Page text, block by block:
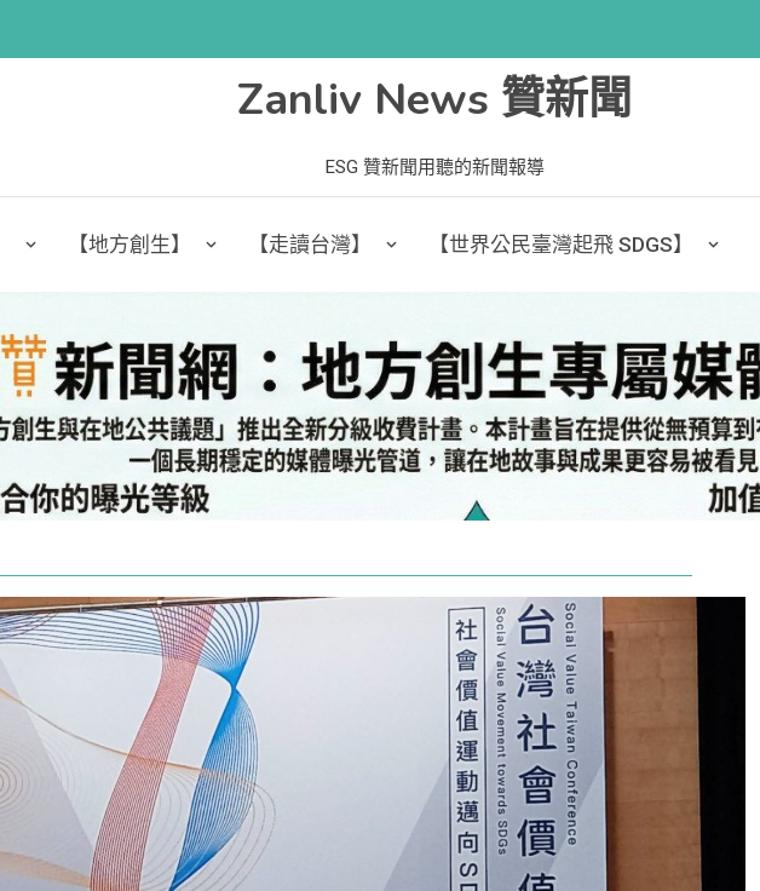
Zanliv News 贊新聞
ESG 贊新聞用聽的新聞報導
【地方創生】 【走讀台灣】 【世界公民臺灣起飛 SDGS】